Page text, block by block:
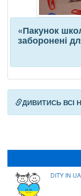
«Пакунок
заборонені
ДИВИТИСЬ ВСІ
DITY IN